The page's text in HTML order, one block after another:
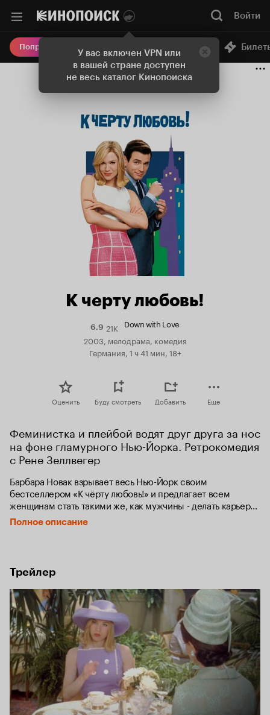
У вас включен VPN или
в вашей стране доступен
не весь каталог Кинопоиска
Войти
Попробовать Плюс Онлайн-кинотеатр
К черту любовь!
6.9Рейтинг
Кинопоиска
6.9
21K Down with Love
2003, мелодрама, комедия
Германия, 1 ч 41 мин, 18+
Оценить Буду смотреть Добавить Еще
Феминистка и плейбой водят друг друга за нос
на фоне гламурного Нью-Йорка. Ретрокомедия
с Рене Зеллвегер
Барбара Новак взрывает весь Нью-Йорк своим
бестселлером «К чёрту любовь!» и предлагает всем
женщинам стать такими же, как мужчины - делать карьеру,
заниматься сексом без обязательств. Кэтчер Блок -
прожигатель жизни и дон-жуан. Он решает проучить ярую
Полное описание
Трейлер